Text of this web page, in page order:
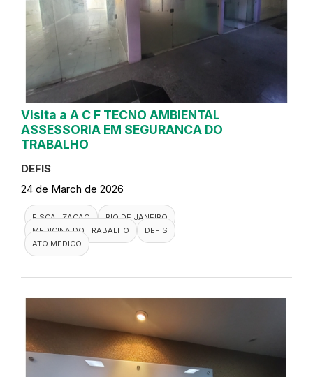
Visita a A C F TECNO AMBIENTAL
ASSESSORIA EM SEGURANCA DO
TRABALHO
DEFIS
24 de March de 2026
FISCALIZACAO
RIO DE JANEIRO
MEDICINA DO TRABALHO
DEFIS
ATO MEDICO